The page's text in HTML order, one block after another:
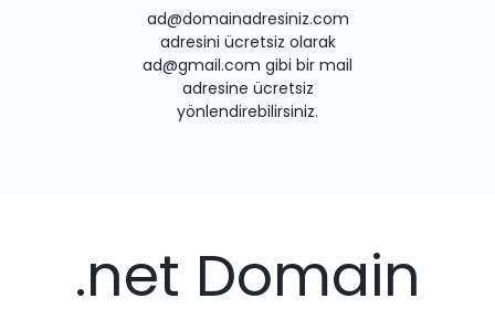
ad@domainadresiniz.com
adresini ücretsiz olarak
ad@gmail.com gibi bir mail
adresine ücretsiz
yönlendirebilirsiniz.
.net Domain